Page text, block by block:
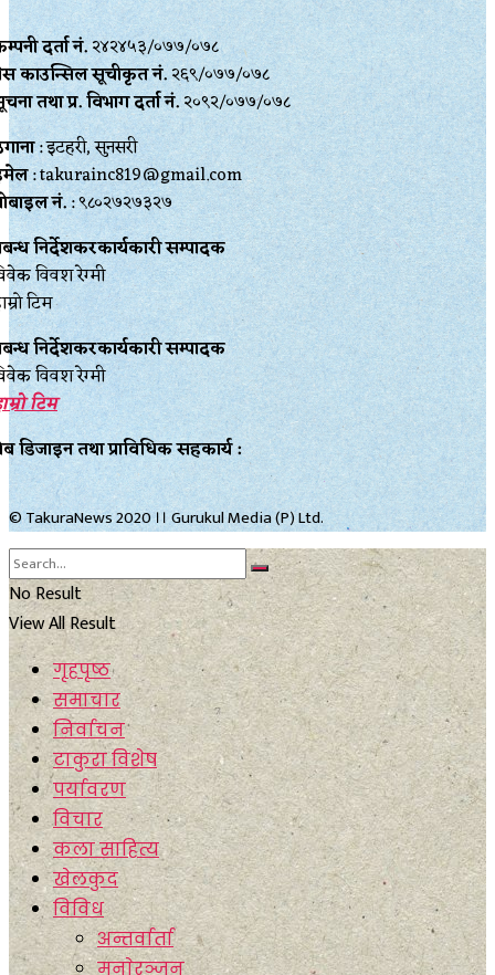
दर्ता नं.२४२४५३/०७७/०७८
काउन्सिल सूचीकृत नं.२६९/०७७/०७८
तथा प्र‍. विभाग दर्ता नं.२०९२/०७७/०७८
: इटहरी, सुनसरी
: takurainc819@gmail.com
नं.: ९८०२७२७३२७
निर्देशकरकार्यकारी सम्पादक
विवश रेग्मी
टिम
निर्देशकरकार्यकारी सम्पादक
विवश रेग्मी
टिम
डिजाइन तथा प्राविधिक सहकार्य :
© TakuraNews 2020 ।। Gurukul Media (P) Ltd.
No Result
View All Result
गृहपृष्ठ
समाचार
निर्वाचन
टाकुरा विशेष
पर्यावरण
विचार
कला साहित्य
खेलकुद
विविध
अन्तर्वार्ता
मनाेरञ्जन